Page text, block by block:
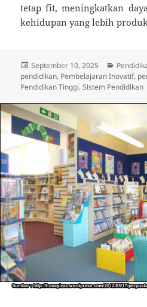
tetap fit, meningkatkan
kehidupan yang lebih
Posted
on
September 10, 2025
pendidikan, Pembelajaran Inovatif,
Pendidikan Tinggi,Sistem Pendidikan